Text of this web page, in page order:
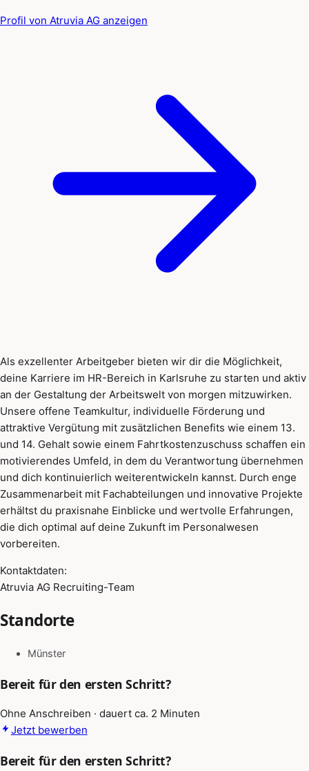
Profil von Atruvia AG anzeigen
Als exzellenter Arbeitgeber bieten wir dir die Möglichkeit,
deine Karriere im HR-Bereich in Karlsruhe zu starten und aktiv
an der Gestaltung der Arbeitswelt von morgen mitzuwirken.
Unsere offene Teamkultur, individuelle Förderung und
attraktive Vergütung mit zusätzlichen Benefits wie einem 13.
und 14. Gehalt sowie einem Fahrtkostenzuschuss schaffen ein
motivierendes Umfeld, in dem du Verantwortung übernehmen
und dich kontinuierlich weiterentwickeln kannst. Durch enge
Zusammenarbeit mit Fachabteilungen und innovative Projekte
erhältst du praxisnahe Einblicke und wertvolle Erfahrungen,
die dich optimal auf deine Zukunft im Personalwesen
vorbereiten.
Kontaktdaten:
Atruvia AG Recruiting-Team
Standorte
Münster
Bereit für den ersten Schritt?
Ohne Anschreiben · dauert ca. 2 Minuten
Jetzt bewerben
Bereit für den ersten Schritt?